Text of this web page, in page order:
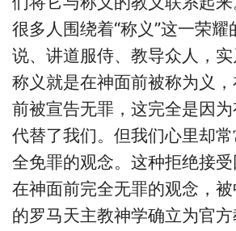
很多人围绕着“称义”这一荣耀
说、讲道服侍、教导众人，实
称义就是在神面前被称为义
前被宣告无罪，这完全是因为
代替了我们。但我们心里却
全免罪的观念。这种拒绝接
在神面前完全无罪的观念，
的罗马天主教神学确立为官